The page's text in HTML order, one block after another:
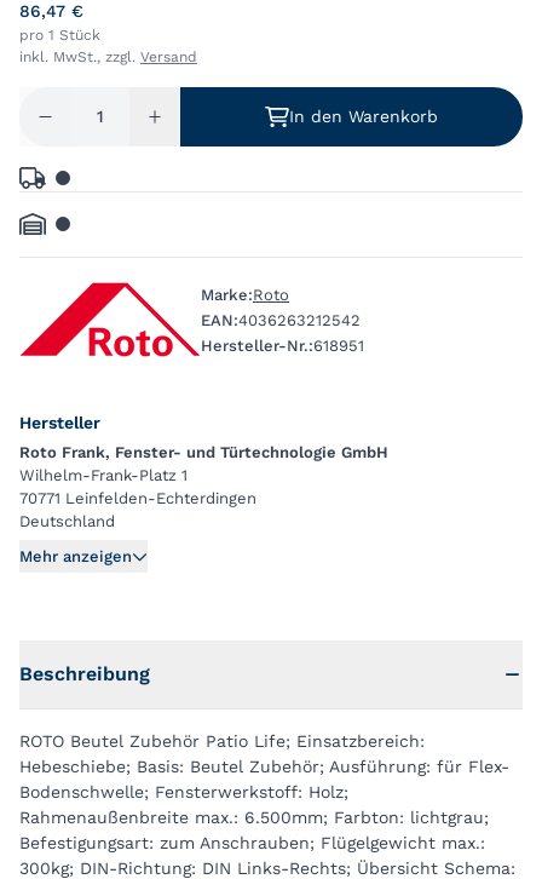
Rahmenaußenbreite max.: 6.500mm; Farbton: lichtgrau; ...
86,47 €
pro 1 Stück
inkl. MwSt., zzgl. Versand
In den Warenkorb
Marke:Roto
EAN:4036263212542
Hersteller-Nr.:618951
Hersteller
Roto Frank, Fenster- und Türtechnologie GmbH
Wilhelm-Frank-Platz 1
70771 Leinfelden-Echterdingen
Deutschland
Mehr anzeigen
Beschreibung
ROTO Beutel Zubehör Patio Life; Einsatzbereich:
Hebeschiebe; Basis: Beutel Zubehör; Ausführung: für Flex-
Bodenschwelle; Fensterwerkstoff: Holz;
Rahmenaußenbreite max.: 6.500mm; Farbton: lichtgrau;
Befestigungsart: zum Anschrauben; Flügelgewicht max.:
300kg; DIN-Richtung: DIN Links-Rechts; Übersicht Schema: